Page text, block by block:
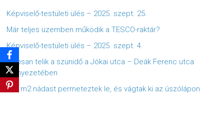
Képviselő-testületi ülés – 2025. szept. 25.
Már teljes üzemben működik a TESCO-raktár?
Képviselő-testületi ülés – 2025. szept. 4.
Zajosan telik a szünidő a Jókai utca – Deák Ferenc utca
környezetében
200 m2 nádast permeteztek le, és vágtak ki az úszólápon